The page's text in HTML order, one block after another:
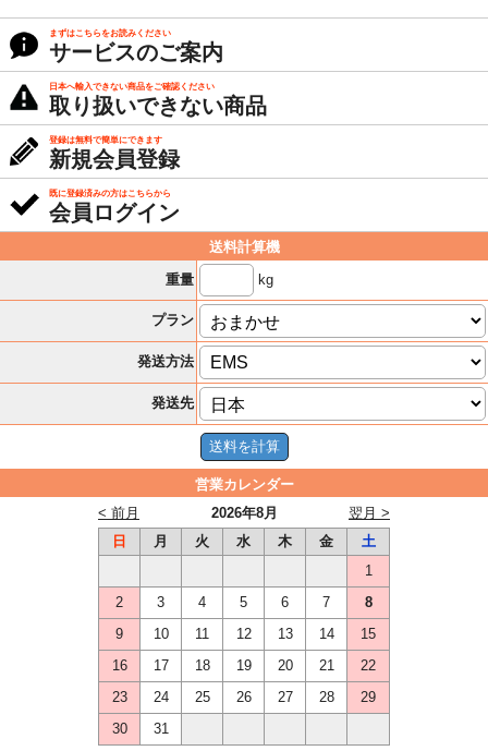
まずはこちらをお読みください
サービスのご案内
日本へ輸入できない商品をご確認ください
取り扱いできない商品
登録は無料で簡単にできます
新規会員登録
既に登録済みの方はこちらから
会員ログイン
送料計算機
重量
kg
プラン
発送方法
発送先
営業カレンダー
2026年8月
< 前月
翌月 >
日
月 火 水 木 金
土
1
2
3 4 5 6 7
8
9
10 11 12 13 14
15
16
17 18 19 20 21
22
23
24 25 26 27 28
29
30
31